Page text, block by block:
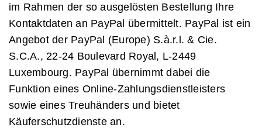
im Rahmen der so ausgelösten Bestellung Ihre
Kontaktdaten an PayPal übermittelt. PayPal ist ein
Angebot der PayPal (Europe) S.à.r.l. & Cie.
S.C.A., 22-24 Boulevard Royal, L-2449
Luxembourg. PayPal übernimmt dabei die
Funktion eines Online-Zahlungsdienstleisters
sowie eines Treuhänders und bietet
Käuferschutzdienste an.